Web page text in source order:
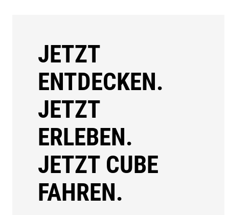
JETZT
ENTDECKEN.
JETZT
ERLEBEN.
JETZT CUBE
FAHREN.